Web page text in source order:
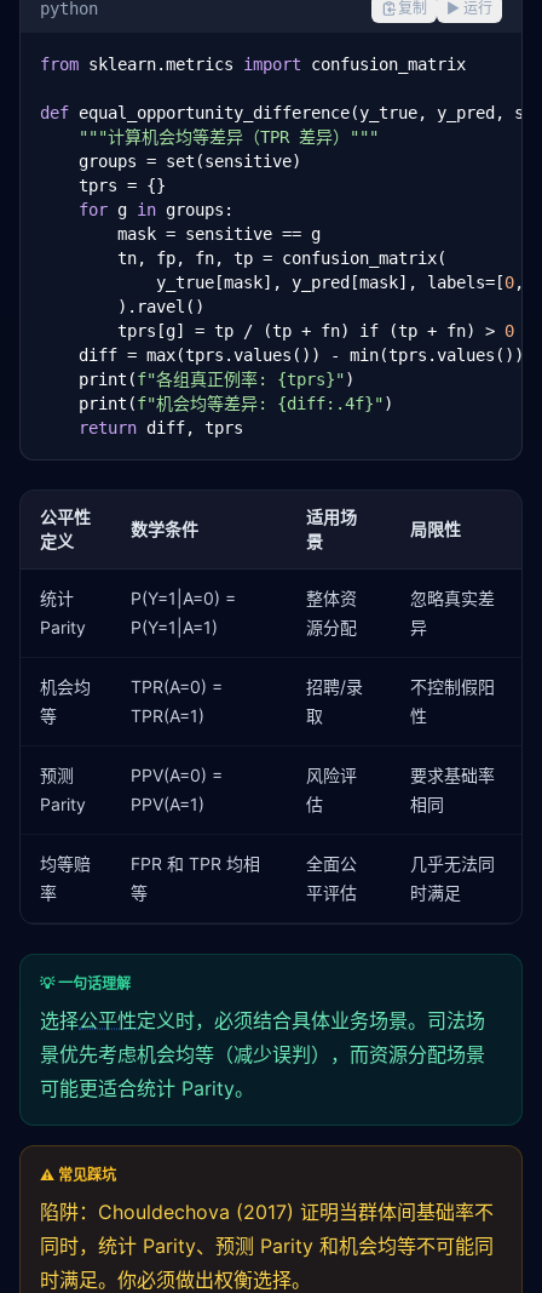
python 复制 ▶ 运行
from sklearn.metrics import confusion_matrix
def equal_opportunity_difference(y_true, y_pred,
"""计算机会均等差异（TPR 差异）"""
    groups = set(sensitive)
    tprs = {}
for g in groups:
        mask = sensitive == g
        tn, fp, fn, tp = confusion_matrix(
            y_true[mask], y_pred[mask], labels=[
0,
        ).ravel()
        tprs[g] = tp / (tp + fn) if (tp + fn) >
0
    diff = max(tprs.values()) - min(tprs.values())
    print(
f"各组真正例率: {tprs}")
    print(
f"机会均等差异: {diff:.4f}")
return diff, tprs
公平性
定义
数学条件
适用场
景
局限性
统计
Parity
P(Y=1|A=0) =
P(Y=1|A=1)
整体资
源分配
忽略真实差
异
机会均
等
TPR(A=0) =
TPR(A=1)
招聘/录
取
不控制假阳
性
预测
Parity
PPV(A=0) =
PPV(A=1)
风险评
估
要求基础率
相同
均等赔
率
FPR 和 TPR 均相
等
全面公
平评估
几乎无法同
时满足
💡 一句话理解
选择公平性定义时，必须结合具体业务场景。司法场
景优先考虑机会均等（减少误判），而资源分配场景
可能更适合统计 Parity。
⚠️ 常见踩坑
陷阱：Chouldechova (2017) 证明当群体间基础率不
同时，统计 Parity、预测 Parity 和机会均等不可能同
时满足。你必须做出权衡选择。